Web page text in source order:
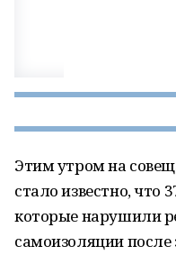
Этим утром на
стало известно, что
которые нарушили
самоизоляции после